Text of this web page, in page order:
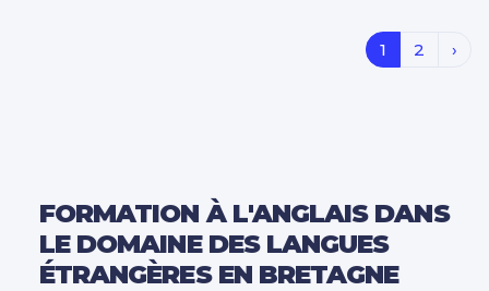
1 2 ›
FORMATION À L'ANGLAIS DANS
LE DOMAINE DES LANGUES
ÉTRANGÈRES EN BRETAGNE